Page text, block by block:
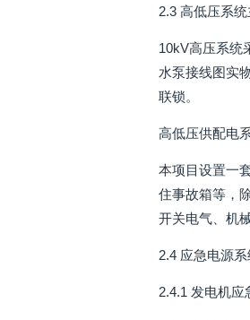
2.3 高低压系
10kV高压系统
水泵接线图实
联锁。
高低压供配电
本项目设置一
住事故箱等，
开关电气、机
2.4 应急电源
2.4.1 发电机应